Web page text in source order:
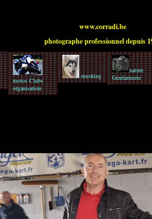
www.corradi.be
photographe professionnel depuis
motos Clubs
organisation
mushing
nature
Gendarmerie